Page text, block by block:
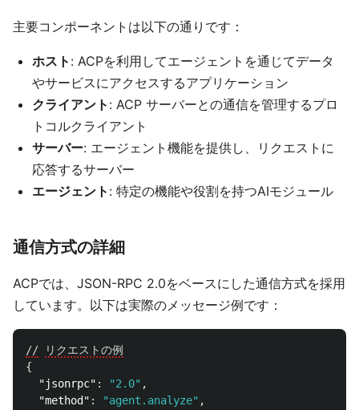
主要コンポーネントは以下の通りです：
ホスト : ACPを利用してエージェントを通じてデータ
やサービスにアクセスするアプリケーション
クライアント : ACP サーバーとの通信を管理するプロ
トコルクライアント
サーバー: エージェント機能を提供し、リクエストに
応答するサーバー
エージェント : 特定の機能や役割を持つAIモジュール
通信方式の詳細
ACPでは、JSON-RPC 2.0をベースにした通信方式を採用
しています。以下は実際のメッセージ例です：
//
リクエストの例
{
"jsonrpc" : "2.0" ,
"method" : "agent.analyze" ,